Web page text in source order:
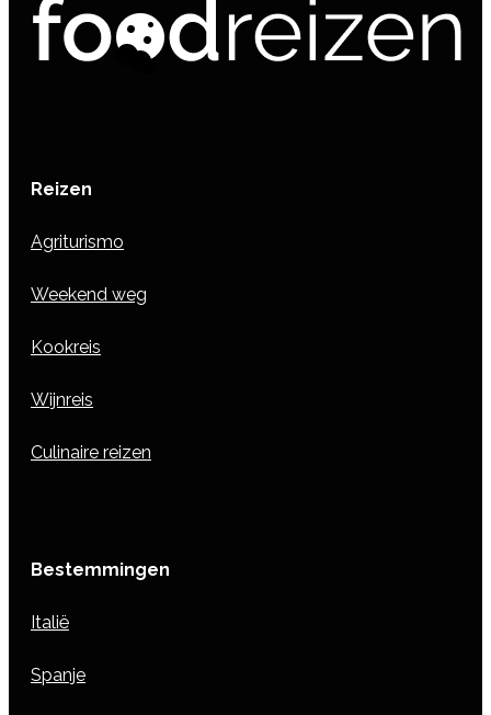
Reizen
Agriturismo
Weekend weg
Kookreis
Wijnreis
Culinaire reizen
Bestemmingen
Italië
Spanje